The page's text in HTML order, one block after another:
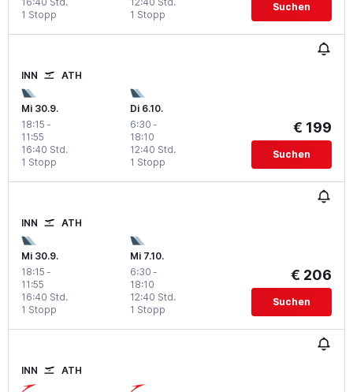
1 Stopp 1 Stopp
Suchen
INN ATH
Mi 30.9.
18:15 -
11:55
1 Stopp
16:40 Std.
Di 6.10.
6:30 -
18:10
1 Stopp
12:40 Std.
€ 199
Suchen
INN ATH
Mi 30.9.
18:15 -
11:55
1 Stopp
16:40 Std.
Mi 7.10.
6:30 -
18:10
1 Stopp
12:40 Std.
€ 206
Suchen
INN ATH